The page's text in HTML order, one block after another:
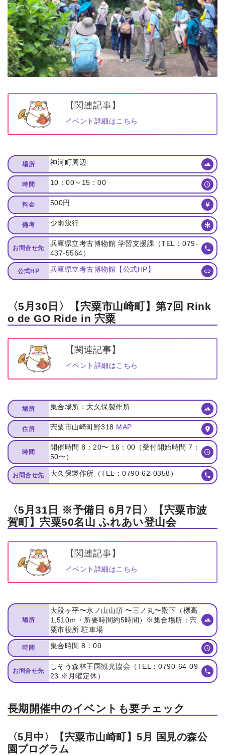
【関連記事】
イベント詳細はこちら
場所 神河町周辺
時間 10：00～15：00
料金 500円
備考 少雨決行
お問合せ先
兵庫県立考古博物館 学習支援課（TEL：079-
437-5564）
公式HP 兵庫県立考古博物館【公式HP】
〈5月30日〉【宍粟市山崎町】第7回 Rink
o de GO Ride in 宍粟
【関連記事】
イベント詳細はこちら
場所 集合場所：⼤久保製作所
住所 宍粟市⼭崎町野318 MAP
時間
開催時間 8：20〜 16：00（受付開始時間 7：
50〜）
お問合せ先 ⼤久保製作所（TEL：0790-62-0358）
〈5月31日 ※予備⽇ 6⽉7⽇〉【宍粟市波
賀町】宍粟50名⼭ ふれあい登⼭会
【関連記事】
イベント詳細はこちら
場所
⼤段ヶ平〜氷ノ⼭⼭頂 〜三ノ丸〜殿下（標⾼
1,510ｍ・所要時間約5時間）※集合場所：宍
粟市役所 駐⾞場
時間 集合時間 8：00
お問合せ先
しそう森林王国観光協会（TEL：0790-64-09
23 ※⽉曜定休）
長期開催中のイベントも要チェック
〈5月中〉【宍粟市山崎町】5月 国見の森公
園プログラム